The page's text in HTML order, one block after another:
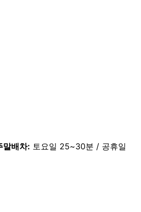
말배차: 토요일 25~30분 / 공휴일